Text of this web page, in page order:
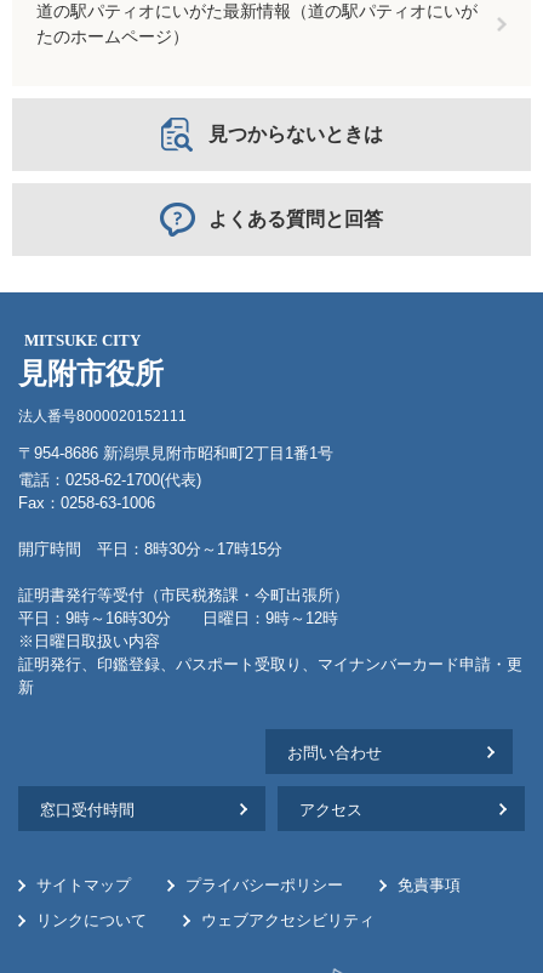
道の駅パティオにいがた最新情報（道の駅パティオにいが
たのホームページ）
見つからないときは
よくある質問と回答
MITSUKE CITY
見附市役所
法人番号8000020152111
〒954-8686 新潟県見附市昭和町2丁目1番1号
電話：0258-62-1700(代表)
Fax：0258-63-1006
開庁時間 平日：8時30分～17時15分
証明書発行等受付（市民税務課・今町出張所）
平日：9時～16時30分 日曜日：9時～12時
※日曜日取扱い内容
証明発行、印鑑登録、パスポート受取り、マイナンバーカード申請・更
新
お問い合わせ
窓口受付時間 アクセス
サイトマップ プライバシーポリシー
免責事項
リンクについて
ウェブアクセシビリティ